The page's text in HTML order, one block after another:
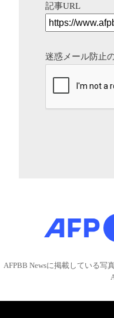
記事URL
迷惑メール防止
AFPBB Newsに掲載している